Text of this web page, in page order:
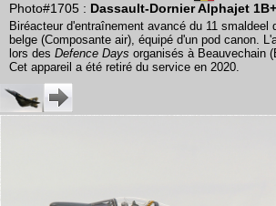
Photo#1705 : Dassault-Dornier Alphajet 1B+
Biréacteur d'entraînement avancé du 11 smaldeel
belge (Composante air), équipé d'un pod canon.
lors des Defence Days organisés à Beauvechain
Cet appareil a été retiré du service en 2020.